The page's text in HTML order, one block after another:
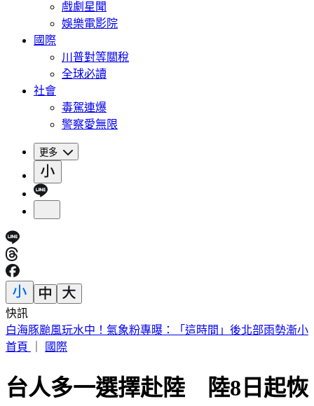
戲劇星聞
娛樂電影院
國際
川普對等關稅
全球必讀
社會
毒駕連爆
警察愛無限
更多
快訊
白海豚將成「最強輕颱」！晚起雨區南移 一圖看降雨預報
首頁
國際
台人多一選擇赴陸 陸8日起恢